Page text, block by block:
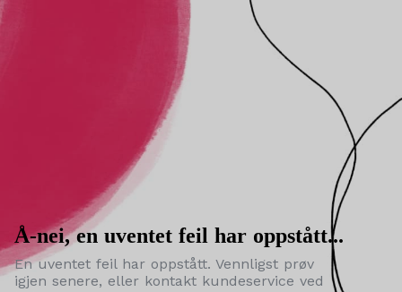
Å-nei, en uventet feil har oppstått...
En uventet feil har oppstått. Vennligst prøv
igjen senere, eller kontakt kundeservice ved